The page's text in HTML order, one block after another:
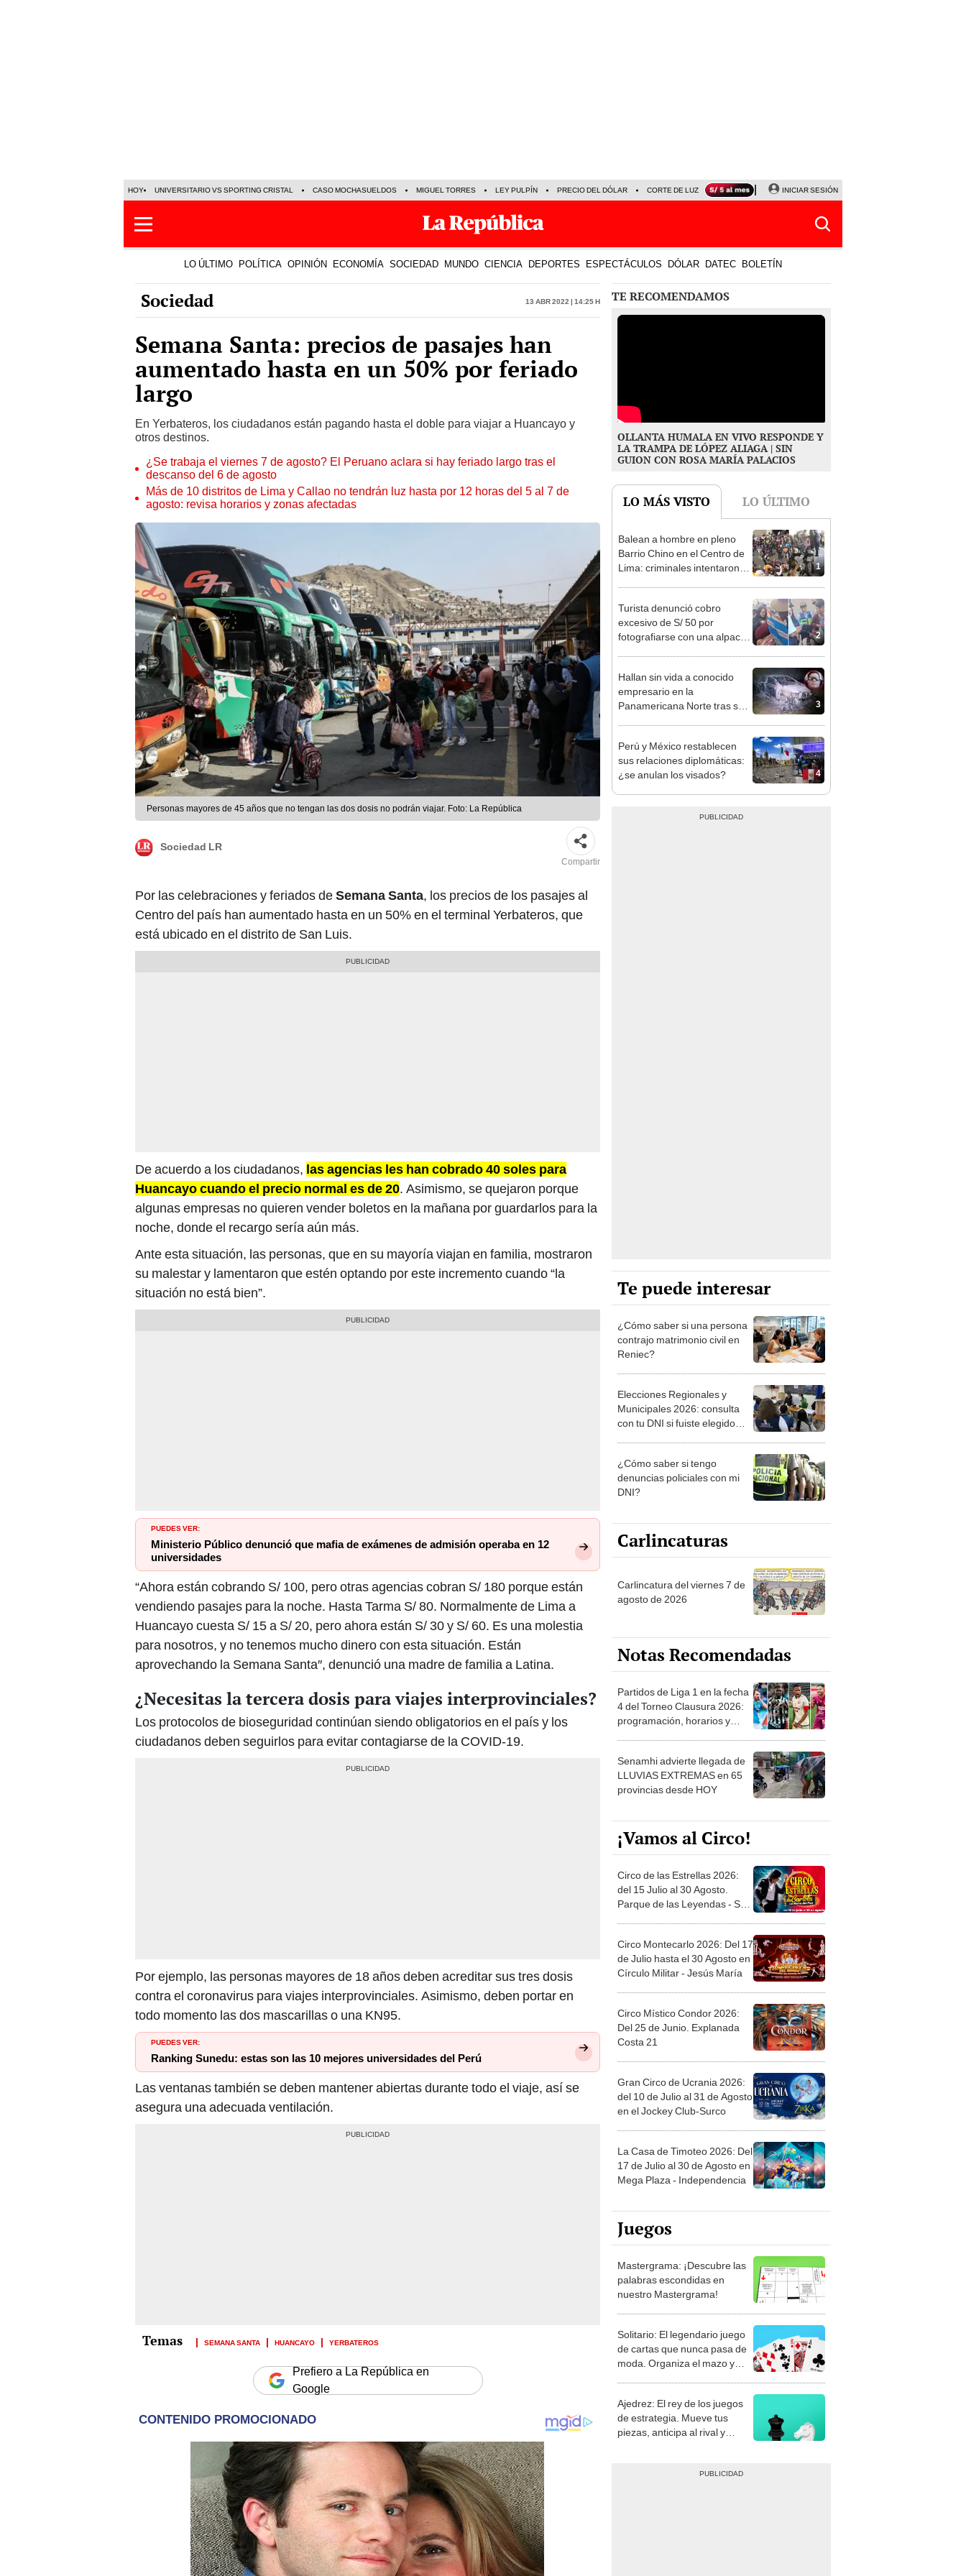
HOY UNIVERSITARIO VS SPORTING CRISTAL CASO MOCHASUELDOS MIGUEL TORRES LEY PULPÍN PRECIO DEL DÓLAR CORTE DE LUZ VIERNES 7 DE AGOSTO ALBERTO BENAVIDES
INICIAR SESIÓN
LO ÚLTIMO POLÍTICA OPINIÓN ECONOMÍA SOCIEDAD MUNDO CIENCIA DEPORTES ESPECTÁCULOS DÓLAR DATEC BOLETÍN
Sociedad 13 Abr 2022 | 14:25 h
Semana Santa: precios de pasajes han
aumentado hasta en un 50% por feriado
largo
En Yerbateros, los ciudadanos están pagando hasta el doble para viajar a Huancayo y
otros destinos.
¿Se trabaja el viernes 7 de agosto? El Peruano aclara si hay feriado largo tras el
descanso del 6 de agosto
Más de 10 distritos de Lima y Callao no tendrán luz hasta por 12 horas del 5 al 7 de
agosto: revisa horarios y zonas afectadas
Personas mayores de 45 años que no tengan las dos dosis no podrán viajar. Foto: La República
Sociedad LR
Compartir
Por las celebraciones y feriados deSemana Santa, los precios de los pasajes al
Centro del país han aumentado hasta en un 50% en el terminal Yerbateros, que
está ubicado en el distrito de San Luis.
De acuerdo a los ciudadanos, las agencias les han cobrado 40 soles para
Huancayo cuando el precio normal es de 20. Asimismo, se quejaron porque
algunas empresas no quieren vender boletos en la mañana por guardarlos para la
noche, donde el recargo sería aún más.
Ante esta situación, las personas, que en su mayoría viajan en familia, mostraron
su malestar y lamentaron que estén optando por este incremento cuando “la
situación no está bien”.
PUEDES VER:
Ministerio Público denunció que mafia de exámenes de admisión operaba en 12
universidades
“Ahora están cobrando S/ 100, pero otras agencias cobran S/ 180 porque están
vendiendo pasajes para la noche. Hasta Tarma S/ 80. Normalmente de Lima a
Huancayo cuesta S/ 15 a S/ 20, pero ahora están S/ 30 y S/ 60. Es una molestia
para nosotros, y no tenemos mucho dinero con esta situación. Están
aprovechando la Semana Santa″, denunció una madre de familia a Latina.
¿Necesitas la tercera dosis para viajes interprovinciales?
Los protocolos de bioseguridad continúan siendo obligatorios en el país y los
ciudadanos deben seguirlos para evitar contagiarse de la COVID-19.
Por ejemplo, las personas mayores de 18 años deben acreditar sus tres dosis
contra el coronavirus para viajes interprovinciales. Asimismo, deben portar en
todo momento las dos mascarillas o una KN95.
PUEDES VER:
Ranking Sunedu: estas son las 10 mejores universidades del Perú
Las ventanas también se deben mantener abiertas durante todo el viaje, así se
asegura una adecuada ventilación.
SEMANA SANTA HUANCAYO YERBATEROS
Prefiero a La República en
Google
TE RECOMENDAMOS
OLLANTA HUMALA EN VIVO RESPONDE Y
LA TRAMPA DE LÓPEZ ALIAGA | SIN
GUION CON ROSA MARÍA PALACIOS
LO MÁS VISTO LO ÚLTIMO
1
Balean a hombre en pleno
Barrio Chino en el Centro de
Lima: criminales intentaron
2
Turista denunció cobro
excesivo de S/ 50 por
fotografiarse con una alpaca
3
Hallan sin vida a conocido
empresario en la
Panamericana Norte tras ser
4
Perú y México restablecen
sus relaciones diplomáticas:
¿se anulan los visados?
Te puede interesar
¿Cómo saber si una persona
contrajo matrimonio civil en
Reniec?
Elecciones Regionales y
Municipales 2026: consulta
con tu DNI si fuiste elegido
la ONPE
¿Cómo saber si tengo
denuncias policiales con mi
DNI?
Carlincaturas
Carlincatura del viernes 7 de
agosto de 2026
Notas Recomendadas
Partidos de Liga 1 en la fecha
4 del Torneo Clausura 2026:
programación, horarios y
Senamhi advierte llegada de
LLUVIAS EXTREMAS en 65
provincias desde HOY
¡Vamos al Circo!
Circo de las Estrellas 2026:
del 15 Julio al 30 Agosto.
Parque de las Leyendas - San
Circo Montecarlo 2026: Del 17
de Julio hasta el 30 Agosto en
Círculo Militar - Jesús María
Circo Místico Condor 2026:
Del 25 de Junio. Explanada
Costa 21
Gran Circo de Ucrania 2026:
del 10 de Julio al 31 de Agosto
en el Jockey Club-Surco
La Casa de Timoteo 2026: Del
17 de Julio al 30 de Agosto en
Mega Plaza - Independencia
Juegos
Mastergrama: ¡Descubre las
palabras escondidas en
nuestro Mastergrama!
Solitario: El legendario juego
de cartas que nunca pasa de
moda. Organiza el mazo y
Ajedrez: El rey de los juegos
de estrategia. Mueve tus
piezas, anticipa al rival y